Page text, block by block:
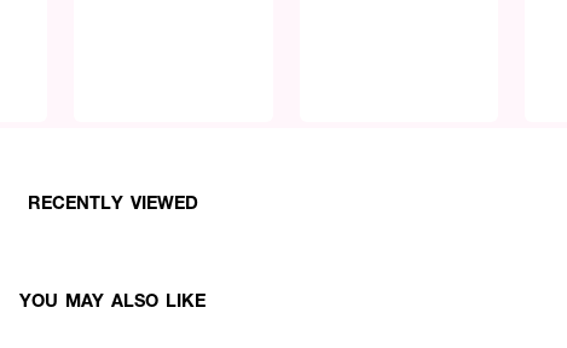
RECENTLY VIEWED
YOU MAY ALSO LIKE